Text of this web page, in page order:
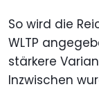
So wird die
WLTP
stärkere
Inzwischen